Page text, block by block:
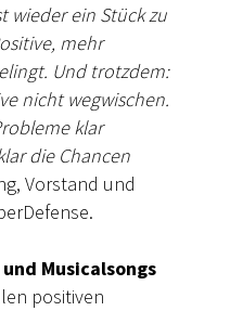
wieder ein Stück zu
mehr
Und trotzdem:
nicht wegwischen.
klar
die Chancen
Vorstand und
Musicalsongs
positiven